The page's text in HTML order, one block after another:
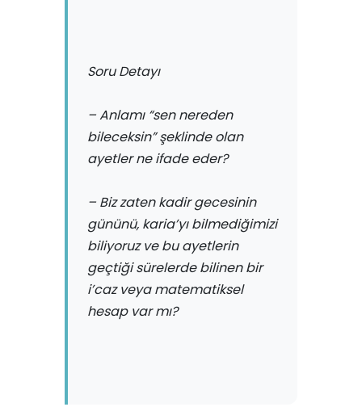
Soru Detayı
– Anlamı “sen nereden
bileceksin” şeklinde olan
ayetler ne ifade eder?
– Biz zaten kadir gecesinin
gününü, karia’yı bilmediğimizi
biliyoruz ve bu ayetlerin
geçtiği sürelerde bilinen bir
i’caz veya matematiksel
hesap var mı?